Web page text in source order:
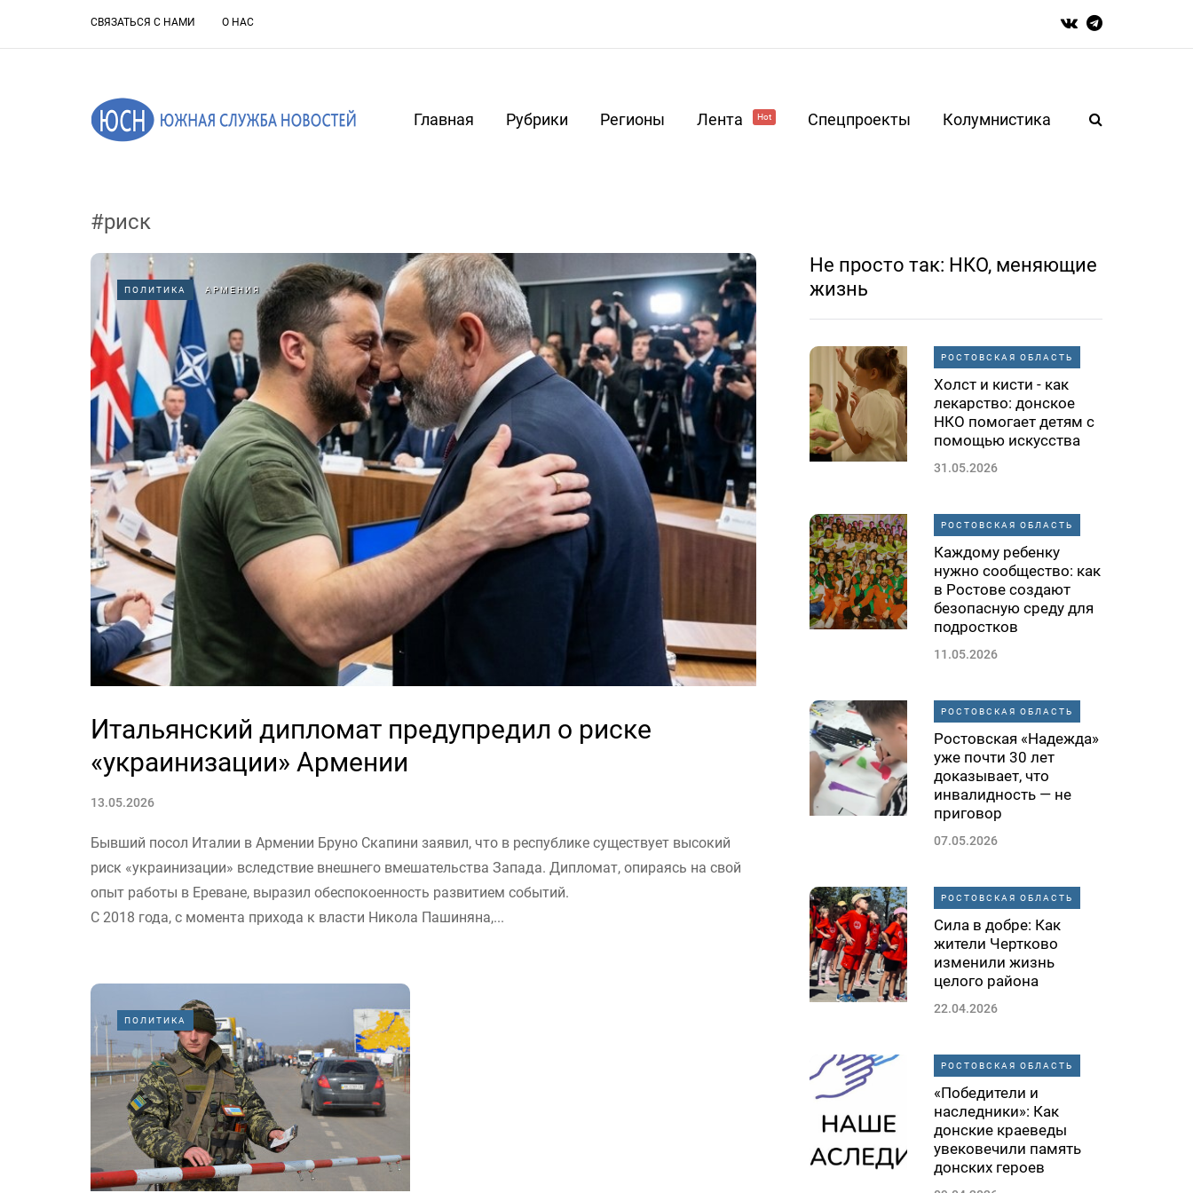
СВЯЗАТЬСЯ С НАМИ О НАС
Главная Рубрики Регионы Лента Hot Спецпроекты Колумнистика
#риск
ПОЛИТИКА АРМЕНИЯ
Итальянский дипломат предупредил о риске
«украинизации» Армении
13.05.2026
Бывший посол Италии в Армении Бруно Скапини заявил, что в республике существует высокий
риск «украинизации» вследствие внешнего вмешательства Запада. Дипломат, опираясь на свой
опыт работы в Ереване, выразил обеспокоенность развитием событий.
С 2018 года, с момента прихода к власти Никола Пашиняна,...
ПОЛИТИКА
Не просто так: НКО, меняющие
жизнь
РОСТОВСКАЯ ОБЛАСТЬ
Холст и кисти - как
лекарство: донское
НКО помогает детям с
помощью искусства
31.05.2026
РОСТОВСКАЯ ОБЛАСТЬ
Каждому ребенку
нужно сообщество: как
в Ростове создают
безопасную среду для
подростков
11.05.2026
РОСТОВСКАЯ ОБЛАСТЬ
Ростовская «Надежда»
уже почти 30 лет
доказывает, что
инвалидность — не
приговор
07.05.2026
РОСТОВСКАЯ ОБЛАСТЬ
Сила в добре: Как
жители Чертково
изменили жизнь
целого района
22.04.2026
РОСТОВСКАЯ ОБЛАСТЬ
«Победители и
наследники»: Как
донские краеведы
увековечили память
донских героев